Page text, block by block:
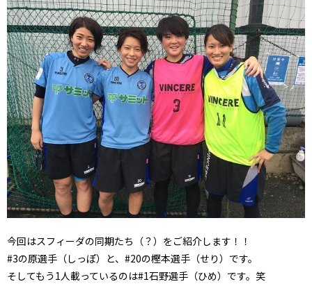
今回はスフィーダの同期たち（？）をご紹介します！！
#3の原選手（しっぽ）と、#20の樫本選手（せり）です。
そしてもう1人載っているのは#1石野選手（ひめ）です。笑